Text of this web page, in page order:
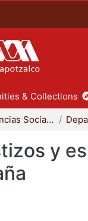
& Collections
División de Ciencias Sociales y Humanidades
y